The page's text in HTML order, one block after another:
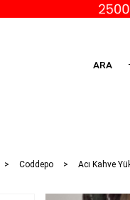
ARA
Coddepo Acı Kahve